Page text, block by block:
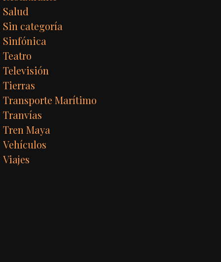
Salud
Sin categoría
Sinfónica
Teatro
Televisión
Tierras
Transporte Marítimo
Tranvías
Tren Maya
Vehículos
Viajes